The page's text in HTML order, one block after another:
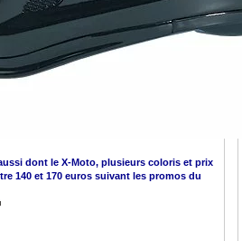
dont le X-Moto, plusieurs coloris et prix
140 et 170 euros suivant les promos du